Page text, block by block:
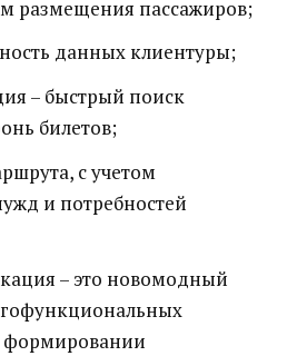
размещения пассажиров;
данных клиентуры;
– быстрый поиск
билетов;
с учетом
и потребностей
– это новомодный
формировании